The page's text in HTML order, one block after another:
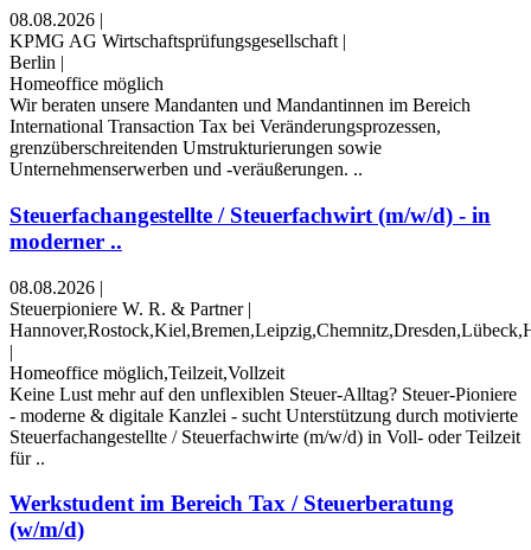
08.08.2026 |
KPMG AG Wirtschaftsprüfungsgesellschaft |
Berlin |
Homeoffice möglich
Wir beraten unsere Mandanten und Mandantinnen im Bereich
International Transaction Tax bei Veränderungsprozessen,
grenzüberschreitenden Umstrukturierungen sowie
Unternehmenserwerben und -veräußerungen. ..
Steuerfachangestellte / Steuerfachwirt (m/w/d) - in
moderner ..
08.08.2026 |
Steuerpioniere W. R. & Partner |
|
Homeoffice möglich,Teilzeit,Vollzeit
Keine Lust mehr auf den unflexiblen Steuer-Alltag? Steuer-Pioniere
- moderne & digitale Kanzlei - sucht Unterstützung durch motivierte
Steuerfachangestellte / Steuerfachwirte (m/w/d) in Voll- oder Teilzeit
für ..
Werkstudent im Bereich Tax / Steuerberatung
(w/m/d)